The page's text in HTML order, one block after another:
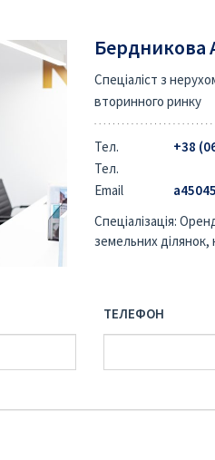
Бердникова
Спеціаліст з
вторинного ринку
Тел.
+38
Тел.
Email
Спеціалізація:
земельних
ТЕЛЕФОН